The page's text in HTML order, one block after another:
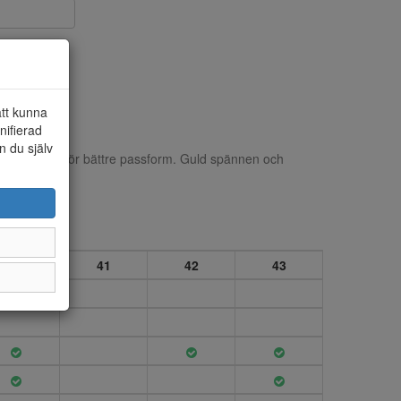
remmar för bättre passform. Guld spännen och
40 41 42 43
kunna
du själv